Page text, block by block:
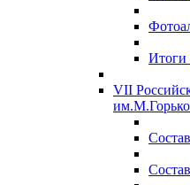
Итоги
VII